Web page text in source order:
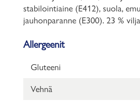
stabilointiaine (E412), suola,
jauhonparanne (E300). 23 %
Allergeenit
Gluteeni
Vehnä